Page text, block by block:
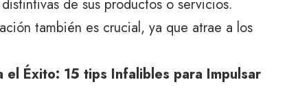
de sus productos o servicios.
también es crucial, ya que atrae a los
el Éxito: 15 tips Infalibles para Impulsar